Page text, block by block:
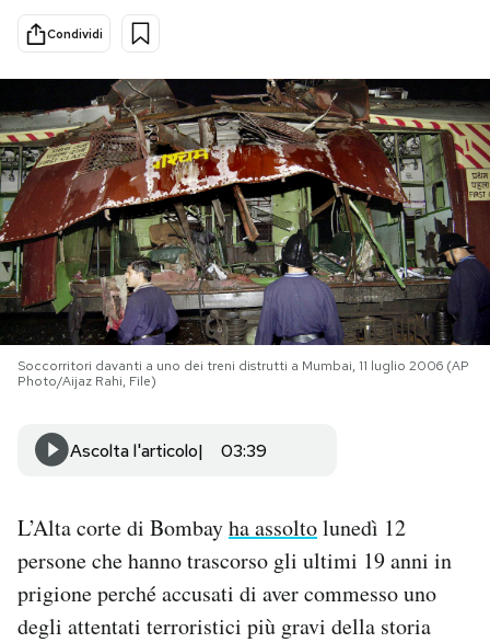
Sport
PODCAST
NEWSLETTER
I MIEI PREFERITI
SHOP
AREA PERSONALE
Area Personale
Notifiche mobile
Regala il Post
Hai bisogno di aiuto?
Condividi
Soccorritori davanti a uno dei treni distrutti a Mumbai, 11 luglio 2006 (AP
Photo/Aijaz Rahi, File)
Ascolta l'articolo 03:39
L’Alta corte di Bombayha assoltolunedì 12
persone che hanno trascorso gli ultimi 19 anni in
prigione perché accusati di aver commesso uno
degli attentati terroristici più gravi della storia